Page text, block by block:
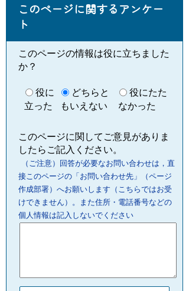
このページに関するアンケー
ト
このページの情報は役に立ちました
か？
役に
立った
どちらと
もいえない
役にたた
なかった
このページに関してご意見がありま
したらご記入ください。
（ご注意）回答が必要なお問い合わせは，直
接このページの「お問い合わせ先」（ページ
作成部署）へお願いします（こちらではお受
けできません）。また住所・電話番号などの
個人情報は記入しないでください